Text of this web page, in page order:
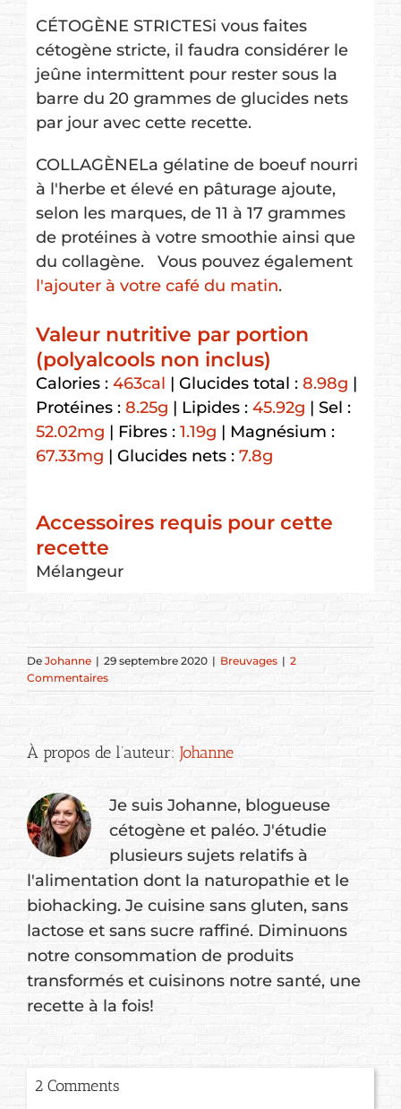
CÉTOGÈNE STRICTESi vous faites
cétogène stricte, il faudra considérer le
jeûne intermittent pour rester sous la
barre du 20 grammes de glucides nets
par jour avec cette recette.
COLLAGÈNELa gélatine de boeuf nourri
à l'herbe et élevé en pâturage ajoute,
selon les marques, de 11 à 17 grammes
de protéines à votre smoothie ainsi que
du collagène. Vous pouvez également
l'ajouter à votre café du matin.
Valeur nutritive par portion
(polyalcools non inclus)
Calories : 463cal | Glucides total : 8.98g |
Protéines : 8.25g | Lipides : 45.92g | Sel :
52.02mg | Fibres : 1.19g | Magnésium :
67.33mg | Glucides nets : 7.8g
Accessoires requis pour cette
recette
Mélangeur
De Johanne | 29 septembre 2020 | Breuvages | 2
Commentaires
À propos de l’auteur: Johanne
Je suis Johanne, blogueuse
cétogène et paléo. J'étudie
plusieurs sujets relatifs à
l'alimentation dont la naturopathie et le
biohacking. Je cuisine sans gluten, sans
lactose et sans sucre raffiné. Diminuons
notre consommation de produits
transformés et cuisinons notre santé, une
recette à la fois!
2 Comments